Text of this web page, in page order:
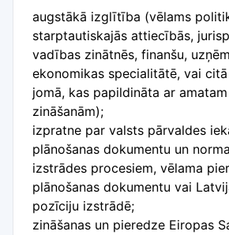
augstākā izglītība (vēlams
starptautiskajās attiecībās,
vadības zinātnēs, finanšu,
ekonomikas specialitātē, vai
jomā, kas papildināta ar
zināšanām);
izpratne par valsts pārvaldes
plānošanas dokumentu un
izstrādes procesiem, vēlama
plānošanas dokumentu vai
pozīciju izstrādē;
zināšanas un pieredze Eiropas